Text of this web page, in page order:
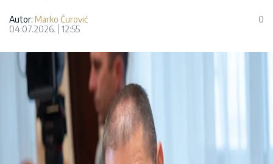
Autor: Marko Čurović
04.07.2026.
12:55
0